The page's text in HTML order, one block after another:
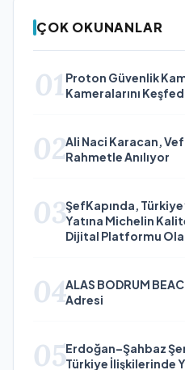
ÇOK OKUNANLAR
01 Proton Güvenlik
Kameralarını
02Ali Naci Karacan,
Rahmetle Anılıyor
03ŞefKapında,
Yatına Michelin
Dijital Platformu
04ALAS BODRUM
Adresi
05Erdoğan–Şahbaz
Türkiye İlişkilerinde